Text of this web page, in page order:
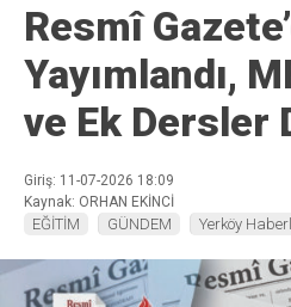
Resmî
Yayımlandı,
ve Ek Dersler
Giriş: 11-07-2026 18:09
Kaynak: ORHAN EKİNCİ
EĞİTİM GÜNDEM Yerköy